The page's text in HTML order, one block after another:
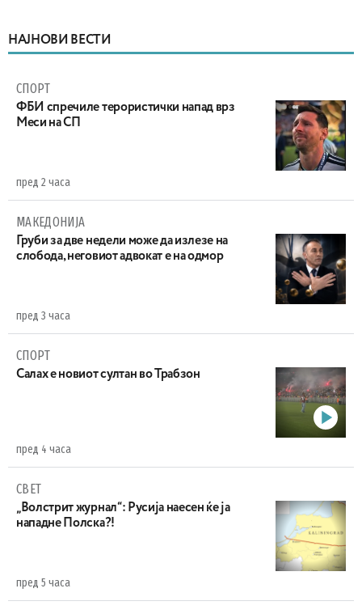
НАЈНОВИ ВЕСТИ
СПОРТ
ФБИ спречиле терористички напад врз
Меси на СП
пред 2 часа
МАКЕДОНИЈА
Груби за две недели може да излезе на
слобода, неговиот адвокат е на одмор
пред 3 часа
СПОРТ
Салах е новиот султан во Трабзон
пред 4 часа
СВЕТ
„Волстрит журнал“: Русија наесен ќе ја
нападне Полска?!
пред 5 часа